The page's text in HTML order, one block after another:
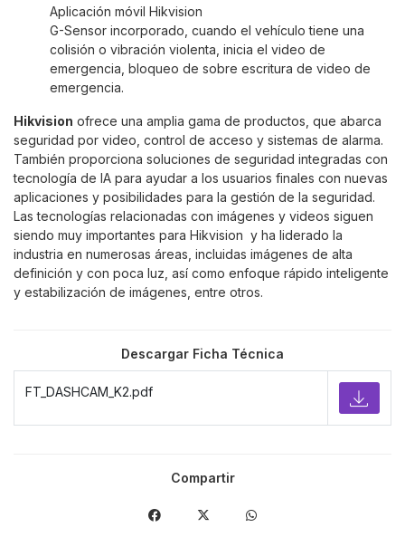
Aplicación móvil Hikvision
G-Sensor incorporado, cuando el vehículo tiene una
colisión o vibración violenta, inicia el video de
emergencia, bloqueo de sobre escritura de video de
emergencia.
Hikvision ofrece una amplia gama de productos, que abarca
seguridad por video, control de acceso y sistemas de alarma.
También proporciona soluciones de seguridad integradas con
tecnología de IA para ayudar a los usuarios finales con nuevas
aplicaciones y posibilidades para la gestión de la seguridad.
Las tecnologías relacionadas con imágenes y videos siguen
siendo muy importantes para Hikvision y ha liderado la
industria en numerosas áreas, incluidas imágenes de alta
definición y con poca luz, así como enfoque rápido inteligente
y estabilización de imágenes, entre otros.
Descargar Ficha Técnica
FT_DASHCAM_K2.pdf
Compartir